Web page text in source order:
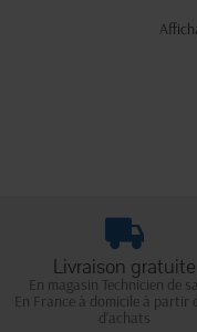
Livraison gratuite
En magasin Technicien de
En France à domicile à partir
d'achats